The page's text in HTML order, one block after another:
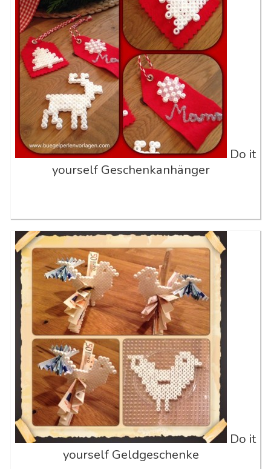
Do it
yourself Geschenkanhänger
Do it
yourself Geldgeschenke